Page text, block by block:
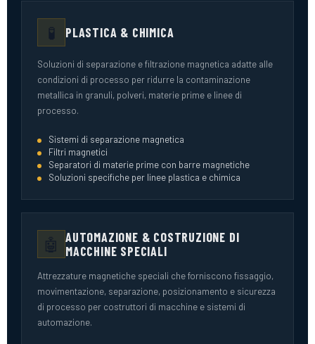
🧪 PLASTICA & CHIMICA
Soluzioni di separazione e filtrazione magnetica adatte alle
condizioni di processo per ridurre la contaminazione
metallica in granuli, polveri, materie prime e linee di
processo.
Sistemi di separazione magnetica
Filtri magnetici
Separatori di materie prime con barre magnetiche
Soluzioni specifiche per linee plastica e chimica
🤖 AUTOMAZIONE & COSTRUZIONE DI
MACCHINE SPECIALI
Attrezzature magnetiche speciali che forniscono fissaggio,
movimentazione, separazione, posizionamento e sicurezza
di processo per costruttori di macchine e sistemi di
automazione.